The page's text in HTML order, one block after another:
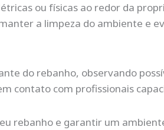
ou físicas ao redor da
a limpeza do ambiente e
do rebanho, observando
contato com profissionais
rebanho e garantir um